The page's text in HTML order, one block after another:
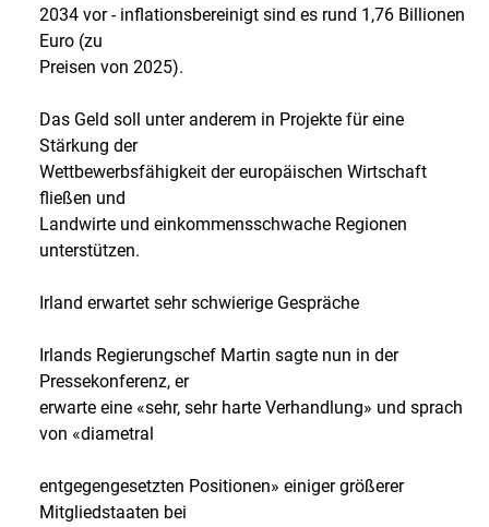
2034 vor - inflationsbereinigt sind es rund 1,76 Billionen
Euro (zu
Preisen von 2025).
Das Geld soll unter anderem in Projekte für eine
Stärkung der
Wettbewerbsfähigkeit der europäischen Wirtschaft
fließen und
Landwirte und einkommensschwache Regionen
unterstützen.
Irland erwartet sehr schwierige Gespräche
Irlands Regierungschef Martin sagte nun in der
Pressekonferenz, er
erwarte eine «sehr, sehr harte Verhandlung» und sprach
von «diametral
entgegengesetzten Positionen» einiger größerer
Mitgliedstaaten bei